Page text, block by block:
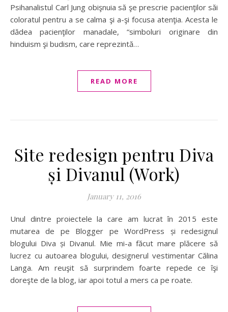
Psihanalistul Carl Jung obişnuia să şe prescrie pacienţilor săi
coloratul pentru a se calma şi a-şi focusa atenţia. Acesta le
dădea pacienţilor manadale, “simboluri originare din
hinduism şi budism, care reprezintă…
READ MORE
Site redesign pentru Diva
și Divanul (Work)
January 11, 2016
Unul dintre proiectele la care am lucrat în 2015 este
mutarea de pe Blogger pe WordPress și redesignul
blogului Diva și Divanul. Mie mi-a făcut mare plăcere să
lucrez cu autoarea blogului, designerul vestimentar Călina
Langa. Am reuşit să surprindem foarte repede ce îşi
doreşte de la blog, iar apoi totul a mers ca pe roate.